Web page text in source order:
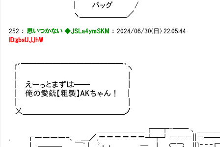
| バッグ /
ヽ＿＿＿＿＿＿／
252 ： 思いつかない ◆JSLa4ymSKM ：2024/06/30(日) 22:05:44
ID:gbsUJJhW
f´￣￣￣￣￣￣￣￣￣￣￣￣￣｀ヽ
| えーっとまずは── |
| 俺の愛銃【粗製】AKちゃん！ |
乂＿＿＿＿＿＿＿＿＿＿＿＿＿ノ
＿＿＿＿＿＿┌─┬-── ､ ＿
. ┏――――‐､ ＿／.＝＝＝＝＝＝┴┬┘－－－||